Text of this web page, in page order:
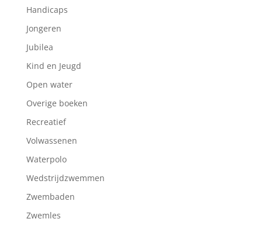
Handicaps
Jongeren
Jubilea
Kind en Jeugd
Open water
Overige boeken
Recreatief
Volwassenen
Waterpolo
Wedstrijdzwemmen
Zwembaden
Zwemles